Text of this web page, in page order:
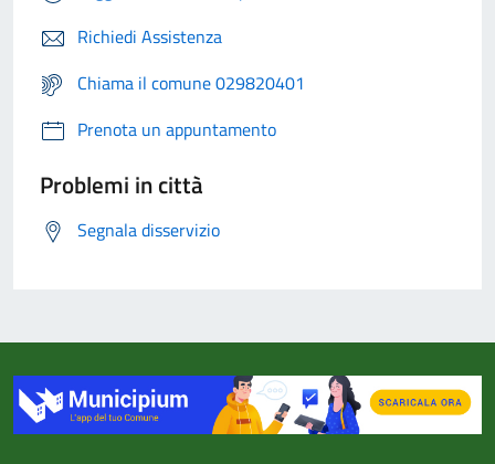
Richiedi Assistenza
Chiama il comune 029820401
Prenota un appuntamento
Problemi in città
Segnala disservizio